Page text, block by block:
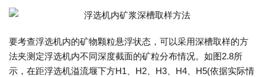
要考查浮选机内的矿物颗粒悬浮状态，可以采用深槽取样的方
法夹测定浮选机内不同深度截面的矿粒分布情况。如图2.8所
示，在距浮选机溢流堰下方H1、H2、H3、H4、H5(依据实际情